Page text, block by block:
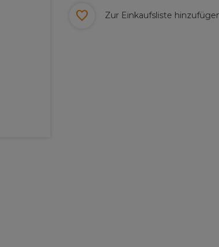
Zur Einkaufsliste